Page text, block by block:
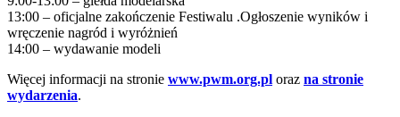
13:00 – oficjalne zakończenie Festiwalu .Ogłoszenie wyników i
wręczenie nagród i wyróżnień
14:00 – wydawanie modeli
Więcej informacji na stronie www.pwm.org.pl oraz na stronie
wydarzenia.